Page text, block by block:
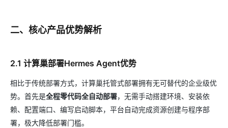
二、核心产品优势解析
2.1 计算巢部署Hermes Agent优势
相比于传统部署方式，计算巢托管式部署拥有无可替代的企业级优
势。首先是全程零代码全自动部署，无需手动搭建环境、安装依
赖、配置端口、编写启动脚本，平台自动完成资源创建与程序部
署，极大降低部署门槛。